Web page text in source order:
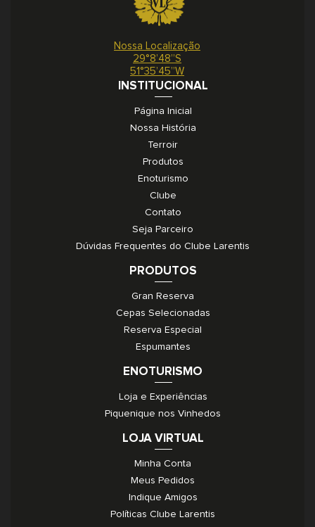
INSTITUCIONAL
Página Inicial
Nossa História
Terroir
Produtos
Enoturismo
Clube
Contato
Seja Parceiro
Dúvidas Frequentes do Clube Larentis
PRODUTOS
Gran Reserva
Cepas Selecionadas
Reserva Especial
Espumantes
ENOTURISMO
Loja e Experiências
Piquenique nos Vinhedos
Nossa Localização
29°8’48”S
51°35’45”W
LOJA VIRTUAL
Minha Conta
Meus Pedidos
Indique Amigos
Políticas Clube Larentis